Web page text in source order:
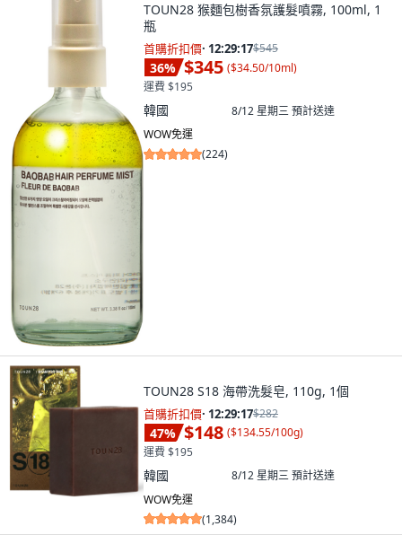
TOUN28 猴麵包樹香氛護髮噴霧, 100ml, 1
瓶
首購折扣價· 12:29:15$545
36% $345 ($34.50/10ml)
運費 $195
韓國 8/12 星期三預計送達
WOW免運
(224)
TOUN28 S18 海帶洗髮皂, 110g, 1個
首購折扣價· 12:29:15$282
47% $148 ($134.55/100g)
運費 $195
韓國 8/12 星期三預計送達
WOW免運
(1,384)